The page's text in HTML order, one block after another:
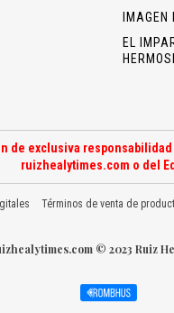
EL
de exclusiva
ruizhealytimes.com o del
Términos de venta de
© 2023 Ruiz